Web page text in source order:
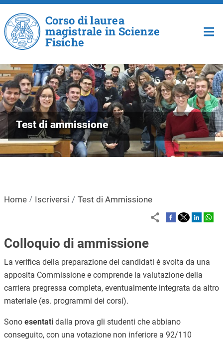
Salta al contenuto principale
Corso di laurea
magistrale in Scienze
Fisiche
Test di ammissione
Home Iscriversi Test di Ammissione
Colloquio di ammissione
La verifica della preparazione dei candidati è svolta da una
apposita Commissione e comprende la valutazione della
carriera pregressa completa, eventualmente integrata da altro
materiale (es. programmi dei corsi).
Sono esentatidalla prova gli studenti che abbiano
conseguito, con una votazione non inferiore a 92/110